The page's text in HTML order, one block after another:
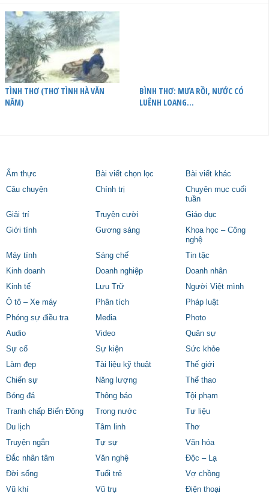
TÌNH THƠ (THƠ TÌNH HÀ VĂN
NĂM)
BÌNH THƠ: MƯA RỒI, NƯỚC CÓ
LUÊNH LOANG…
Ẩm thực Bài viết chọn lọc
Bài viết khác
Câu chuyện
Chính trị
Chuyên mục cuối
tuần
Giải trí
Truyện cười
Giáo dục
Giới tính
Gương sáng
Khoa học – Công
nghệ
Máy tính
Sáng chế
Tin tặc
Kinh doanh
Doanh nghiệp
Doanh nhân
Kinh tế
Lưu Trữ
Người Việt mình
Ô tô – Xe máy
Phân tích
Pháp luật
Phóng sự điều tra
Media
Photo
Audio
Video
Quân sự
Sự cố
Sự kiện
Sức khỏe
Làm đẹp
Tài liệu kỹ thuật
Thế giới
Chiến sự
Năng lượng
Thể thao
Bóng đá
Thông báo
Tội phạm
Tranh chấp Biển Đông
Trong nước
Tư liệu
Du lịch
Tâm linh
Thơ
Truyện ngắn
Tự sự
Văn hóa
Đắc nhân tâm
Văn nghệ
Độc – Lạ
Đời sống
Tuổi trẻ
Vợ chồng
Vũ khí
Vũ trụ Điện thoại